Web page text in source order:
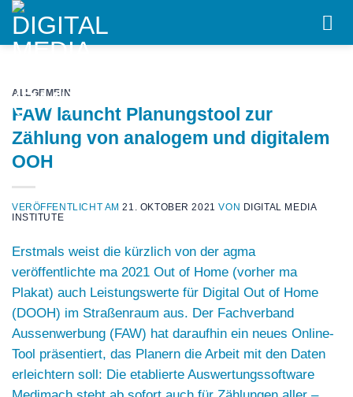
Skip
content
ALLGEMEIN
FAW launcht Planungstool zur
Zählung von analogem und digitalem
OOH
VERÖFFENTLICHT AM21. OKTOBER 2021 VON DIGITAL MEDIA
INSTITUTE
Erstmals weist die kürzlich von der agma
veröffentlichte ma 2021 Out of Home (vorher ma
Plakat) auch Leistungswerte für Digital Out of Home
(DOOH) im Straßenraum aus. Der Fachverband
Aussenwerbung (FAW) hat daraufhin ein neues Online-
Tool präsentiert, das Planern die Arbeit mit den Daten
erleichtern soll: Die etablierte Auswertungssoftware